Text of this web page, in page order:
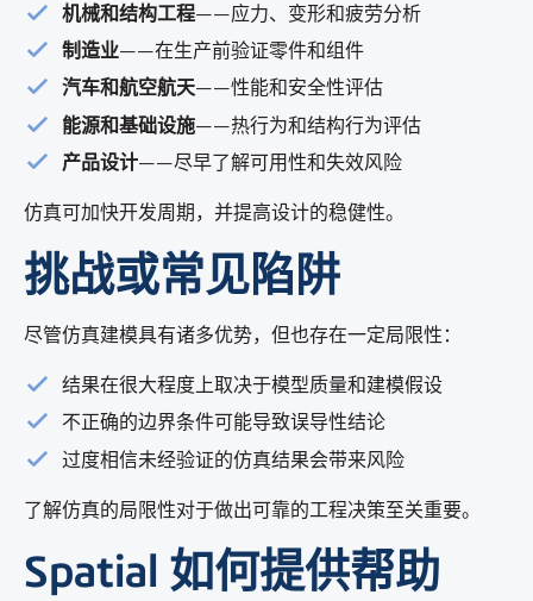
机械和结构工程——应力、变形和疲劳分析
制造业——在生产前验证零件和组件
汽车和航空航天——性能和安全性评估
能源和基础设施——热行为和结构行为评估
产品设计——尽早了解可用性和失效风险
仿真可加快开发周期，并提高设计的稳健性。
挑战或常见陷阱
尽管仿真建模具有诸多优势，但也存在一定局限性：
结果在很大程度上取决于模型质量和建模假设
不正确的边界条件可能导致误导性结论
过度相信未经验证的仿真结果会带来风险
了解仿真的局限性对于做出可靠的工程决策至关重要。
Spatial 如何提供帮助